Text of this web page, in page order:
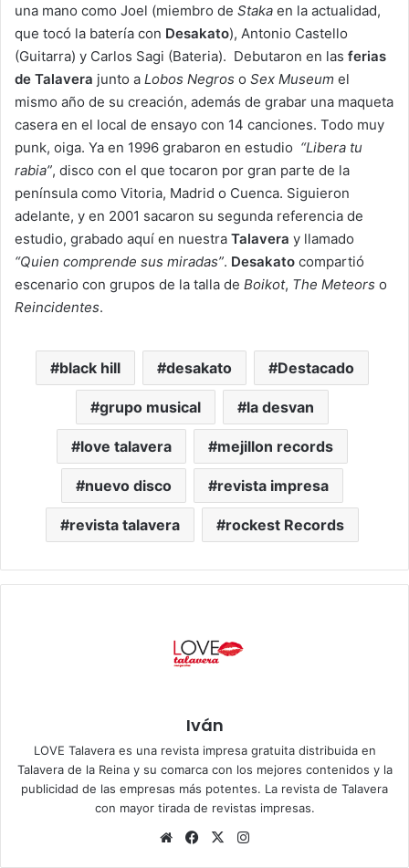
una mano como Joel (miembro de Staka en la actualidad,
que tocó la batería con Desakato), Antonio Castello
(Guitarra) y Carlos Sagi (Bateria). Debutaron en las ferias
de Talavera junto a Lobos Negros o Sex Museum el
mismo año de su creación, además de grabar una maqueta
casera en el local de ensayo con 14 canciones. Todo muy
punk, oiga. Ya en 1996 grabaron en estudio “Libera tu
rabia”, disco con el que tocaron por gran parte de la
península como Vitoria, Madrid o Cuenca. Siguieron
adelante, y en 2001 sacaron su segunda referencia de
estudio, grabado aquí en nuestra Talavera y llamado
“Quien comprende sus miradas”. Desakato compartió
escenario con grupos de la talla de Boikot, The Meteors o
Reincidentes.
black hill desakato Destacado
grupo musical la desvan
love talavera mejillon records
nuevo disco revista impresa
revista talavera rockest Records
Iván
LOVE Talavera es una revista impresa gratuita distribuida en
Talavera de la Reina y su comarca con los mejores contenidos y la
publicidad de las empresas más potentes. La revista de Talavera
con mayor tirada de revistas impresas.
Siti
Fa
X